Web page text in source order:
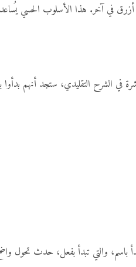
آخر. هذا الأسلوب الحسي يُساعد
التقليدي، ستجد أنهم بدأوا
باسم، والتي تبدأ بفعل، حدث تحول